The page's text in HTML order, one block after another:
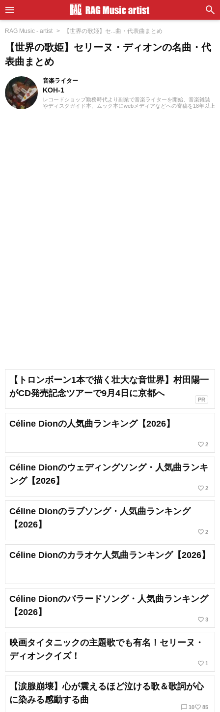
RAG Music - artist 【世界の歌姫】セ...曲・代表曲まとめ
【世界の歌姫】セリーヌ・ディオンの名曲・代
表曲まとめ
音楽ライター
KOH-1
レコードショップ勤務時代より副業で音楽ライターを開始、音楽雑誌
やディスクガイド本、ムック本にwebメディアなどへの寄稿を18年以上
【トロンボーン1本で描く壮大な音世界】村田陽一
がCD発売記念ツアーで9月4日に京都へ
PR
Céline Dionの人気曲ランキング【2026】
favorite_border 2
Céline Dionのウェディングソング・人気曲ランキ
ング【2026】
favorite_border 2
Céline Dionのラブソング・人気曲ランキング
【2026】
favorite_border 2
Céline Dionのカラオケ人気曲ランキング【2026】
Céline Dionのバラードソング・人気曲ランキング
【2026】
favorite_border 3
映画タイタニックの主題歌でも有名！セリーヌ・
ディオンクイズ！
favorite_border 1
【涙腺崩壊】心が震えるほど泣ける歌＆歌詞が心
に染みる感動する曲
chat_bubble_outline 10favorite_border 85